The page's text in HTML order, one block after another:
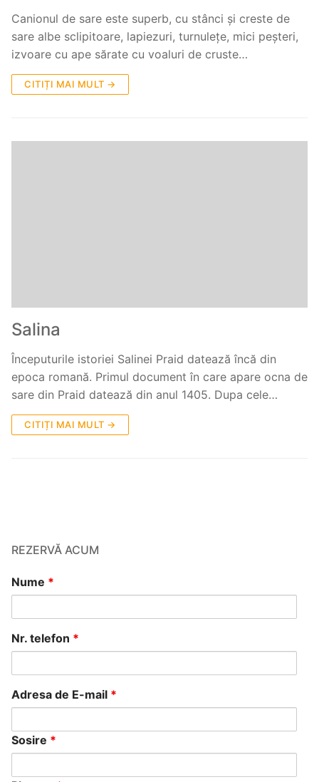
Canionul de sare este superb, cu stânci și creste de
sare albe sclipitoare, lapiezuri, turnulețe, mici peșteri,
izvoare cu ape sărate cu voaluri de cruste…
CITIȚI MAI MULT →
Salina
Începuturile istoriei Salinei Praid datează încă din
epoca romană. Primul document în care apare ocna de
sare din Praid datează din anul 1405. Dupa cele…
CITIȚI MAI MULT →
REZERVĂ ACUM
Nume *
Nr. telefon *
Adresa de E-mail *
Sosire *